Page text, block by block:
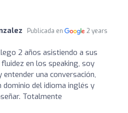
Publicada en
2 years
2 años asistiendo a sus
en los speaking, soy
entender una conversación,
del idioma inglés y
Totalmente